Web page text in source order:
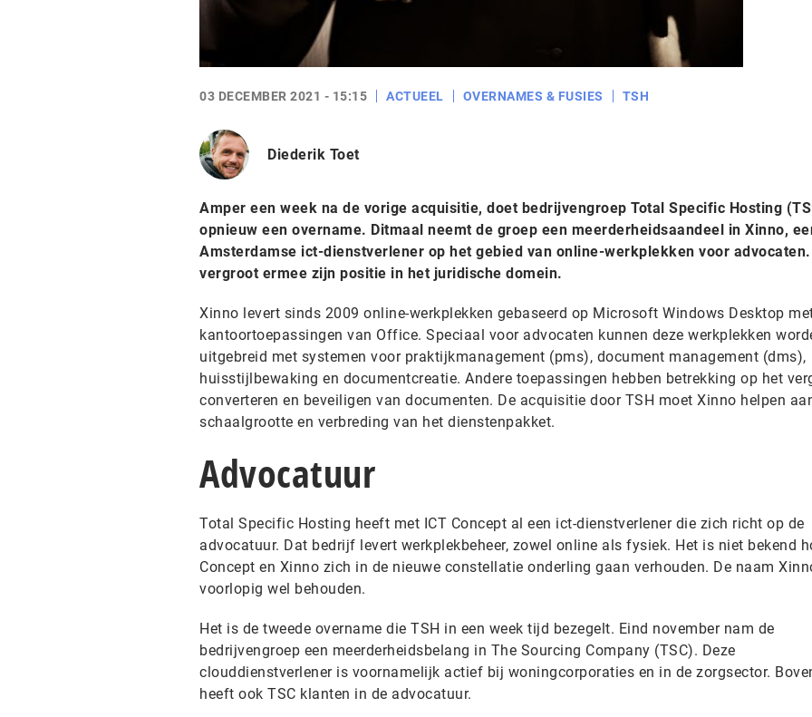
03 DECEMBER 2021 - 15:15 ACTUEEL OVERNAMES & FUSIES TSH
Diederik Toet
Amper een week na de vorige acquisitie, doet bedrijvengroep Total Specific Hosting
opnieuw een overname. Ditmaal neemt de groep een meerderheidsaandeel in Xinno,
Amsterdamse ict-dienstverlener op het gebied van online-werkplekken voor advocaten.
vergroot ermee zijn positie in het juridische domein.
Xinno levert sinds 2009 online-werkplekken gebaseerd op Microsoft Windows Desktop
kantoortoepassingen van Office. Speciaal voor advocaten kunnen deze werkplekken
uitgebreid met systemen voor praktijkmanagement (pms), document management (dms),
huisstijlbewaking en documentcreatie. Andere toepassingen hebben betrekking op het
converteren en beveiligen van documenten. De acquisitie door TSH moet Xinno helpen
schaalgrootte en verbreding van het dienstenpakket.
Advocatuur
Total Specific Hosting heeft met ICT Concept al een ict-dienstverlener die zich richt op de
advocatuur. Dat bedrijf levert werkplekbeheer, zowel online als fysiek. Het is niet bekend
Concept en Xinno zich in de nieuwe constellatie onderling gaan verhouden. De naam
voorlopig wel behouden.
Het is de tweede overname die TSH in een week tijd bezegelt. Eind november nam de
bedrijvengroep een meerderheidsbelang in The Sourcing Company (TSC). Deze
clouddienstverlener is voornamelijk actief bij woningcorporaties en in de zorgsector.
heeft ook TSC klanten in de advocatuur.